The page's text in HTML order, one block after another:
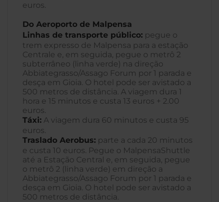
euros.
Do Aeroporto de Malpensa
Linhas de transporte público: pegue o
trem expresso de Malpensa para a estação
Centrale e, em seguida, pegue o metrô 2
subterrâneo (linha verde) na direção
Abbiategrasso/Assago Forum por 1 parada e
desça em Gioia. O hotel pode ser avistado a
500 metros de distância. A viagem dura 1
hora e 15 minutos e custa 13 euros + 2.00
euros.
Táxi: A viagem dura 60 minutos e custa 95
euros.
Traslado Aerobus: parte a cada 20 minutos
e custa 10 euros. Pegue o MalpensaShuttle
até a Estação Central e, em seguida, pegue
o metrô 2 (linha verde) em direção a
Abbiategrasso/Assago Forum por 1 parada e
desça em Gioia. O hotel pode ser avistado a
500 metros de distância.